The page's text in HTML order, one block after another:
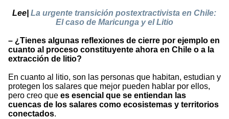
Lee|La urgente transición postextractivista en Chile:
El caso de Maricunga y el Litio
– ¿Tienes algunas reflexiones de cierre por ejemplo en
cuanto al proceso constituyente ahora en Chile o a la
extracción de litio?
En cuanto al litio, son las personas que habitan, estudian y
protegen los salares que mejor pueden hablar por ellos,
pero creo que es esencial que se entiendan las
cuencas de los salares como ecosistemas y territorios
conectados.